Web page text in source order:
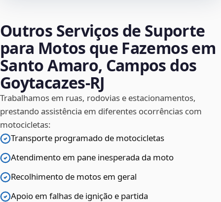
Outros Serviços de Suporte
para Motos que Fazemos em
Santo Amaro, Campos dos
Goytacazes‑RJ
Trabalhamos em ruas, rodovias e estacionamentos,
prestando assistência em diferentes ocorrências com
motocicletas:
Transporte programado de motocicletas
Atendimento em pane inesperada da moto
Recolhimento de motos em geral
Apoio em falhas de ignição e partida